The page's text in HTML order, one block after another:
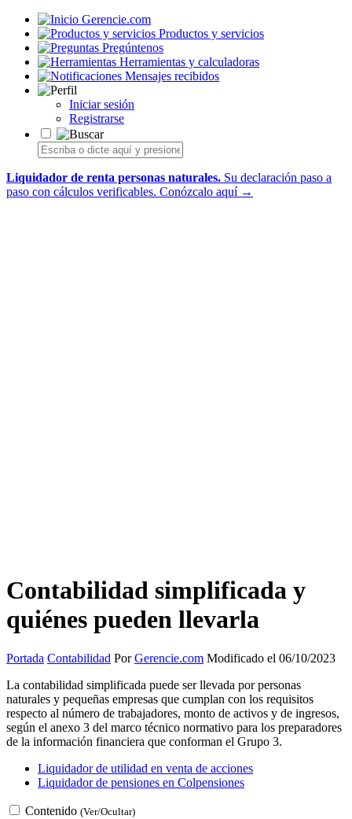
Gerencie.com
Productos y servicios
Pregúntenos
Herramientas y calculadoras
Mensajes recibidos
Iniciar sesión
Registrarse
Liquidador de renta personas naturales. Su declaración paso a
paso con cálculos verificables. Conózcalo aquí →
Contabilidad simplificada y
quiénes pueden llevarla
Portada Contabilidad PorGerencie.com Modificado el 06/10/2023
La contabilidad simplificada puede ser llevada por personas
naturales y pequeñas empresas que cumplan con los requisitos
respecto al número de trabajadores, monto de activos y de ingresos,
según el anexo 3 del marco técnico normativo para los preparadores
de la información financiera que conforman el Grupo 3.
Liquidador de utilidad en venta de acciones
Liquidador de pensiones en Colpensiones
Contenido (Ver/Ocultar)